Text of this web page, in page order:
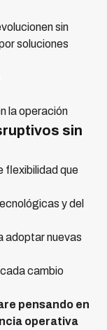
sin
soluciones
la operación
sin
flexibilidad que
y del
adoptar nuevas
cambio
pensando en
operativa